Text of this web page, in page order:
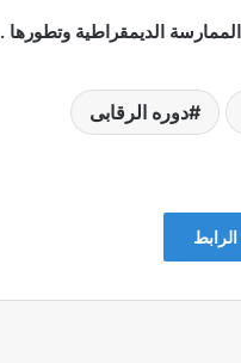
الديمقراطية وتطورها .
دوره الرقابى